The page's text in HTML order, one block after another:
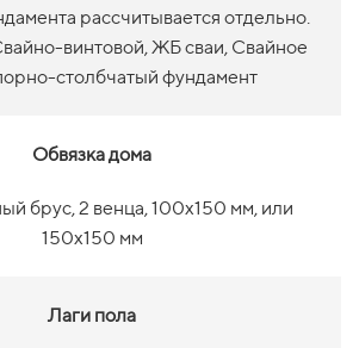
рассчитывается отдельно.
винтовой, ЖБ сваи, Свайное
столбчатый фундамент
Обвязка дома
брус, 2 венца, 100х150 мм, или
150х150 мм
Лаги пола